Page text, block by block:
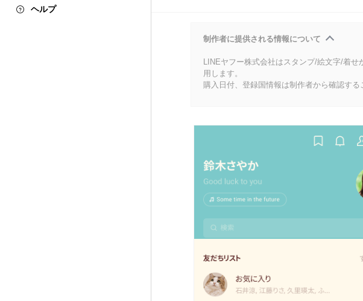
ヘルプ
制作者に提供される情報について
LINEヤフー株式会社はスタンプ/絵文字/着
用します。
購入日付、登録国情報は制作者から確認す